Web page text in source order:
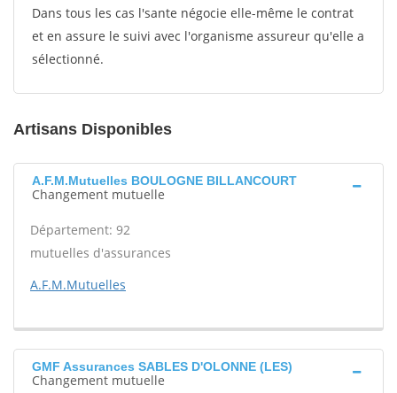
Dans tous les cas l'sante négocie elle-même le contrat
et en assure le suivi avec l'organisme assureur qu'elle a
sélectionné.
Artisans Disponibles
A.F.M.Mutuelles BOULOGNE BILLANCOURT
Changement mutuelle
Département: 92
mutuelles d'assurances
A.F.M.Mutuelles
GMF Assurances SABLES D'OLONNE (LES)
Changement mutuelle